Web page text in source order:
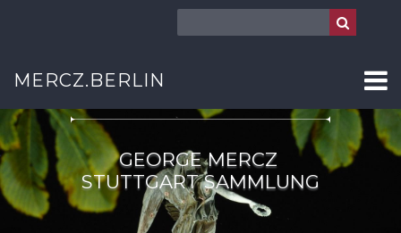
MERCZ.BERLINSTUTTGART
GEORGE MERCZ
STUTTGART SAMMLUNG